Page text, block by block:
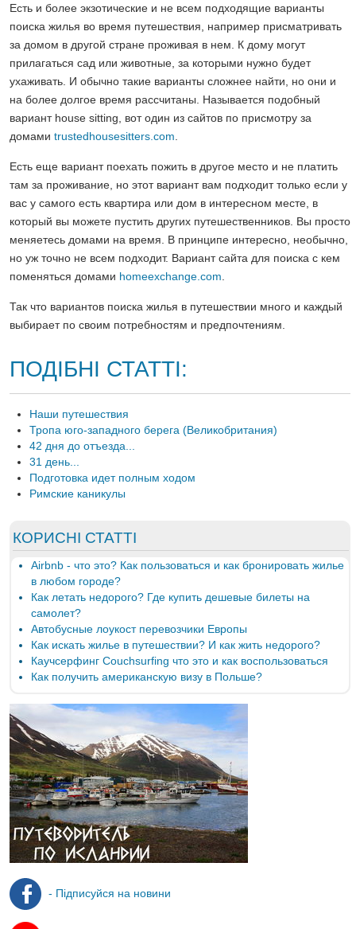
Есть и более экзотические и не всем подходящие варианты
поиска жилья во время путешествия, например присматривать
за домом в другой стране проживая в нем. К дому могут
прилагаться сад или животные, за которыми нужно будет
ухаживать. И обычно такие варианты сложнее найти, но они и
на более долгое время рассчитаны. Называется подобный
вариант house sitting, вот один из сайтов по присмотру за
домами trustedhousesitters.com
Есть еще вариант поехать пожить в другое место и не платить
там за проживание, но этот вариант вам подходит только если у
вас у самого есть квартира или дом в интересном месте, в
который вы можете пустить других путешественников. Вы просто
меняетесь домами на время. В принципе интересно, необычно,
но уж точно не всем подходит. Вариант сайта для поиска с кем
поменяться домами homeexchange.com
Так что вариантов поиска жилья в путешествии много и каждый
выбирает по своим потребностям и предпочтениям.
ПОДІБНІ СТАТТІ:
Наши путешествия
Тропа юго-западного берега (Великобритания)
42 дня до отъезда...
31 день...
Подготовка идет полным ходом
Римские каникулы
КОРИСНІ СТАТТІ
Airbnb - что это? Как пользоваться и как бронировать жилье
в любом городе?
Как летать недорого? Где купить дешевые билеты на
самолет?
Автобусные лоукост перевозчики Европы
Как искать жилье в путешествии? И как жить недорого?
Каучсерфинг Couchsurfing что это и как воспользоваться
Как получить американскую визу в Польше?
- Підписуйся на новини